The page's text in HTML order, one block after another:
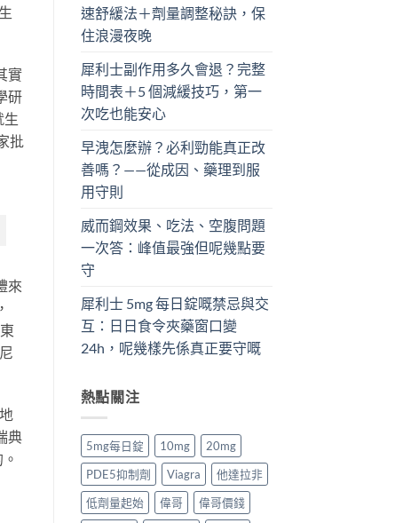
實
研
生
批
來
典
速舒緩法＋劑量調整秘訣，保
住浪漫夜晚
犀利士副作用多久會退？完整
時間表＋5 個減緩技巧，第一
次吃也能安心
早洩怎麼辦？必利勁能真正改
善嗎？——從成因、藥理到服
用守則
威而鋼效果、吃法、空腹問題
一次答：峰值最強但呢幾點要
守
犀利士 5mg 每日錠嘅禁忌與交
互：日日食令夾藥窗口變
24h，呢幾樣先係真正要守嘅
熱點關注
5mg每日錠 10mg
20mg
PDE5抑制劑
Viagra
他達拉非
低劑量起始
偉哥
偉哥價錢